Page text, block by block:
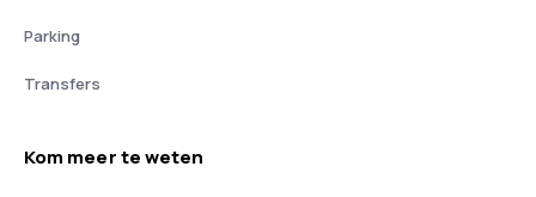
Parking
Transfers
Kom meer te weten